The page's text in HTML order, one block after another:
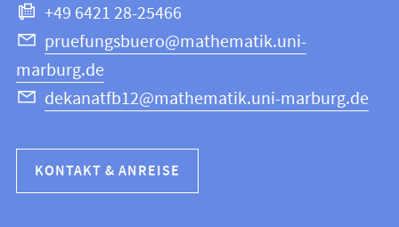
+49 6421 28-25466
pruefungsbuero@mathematik.uni-
marburg.de
dekanatfb12@mathematik.uni-marburg.de
KONTAKT & ANREISE